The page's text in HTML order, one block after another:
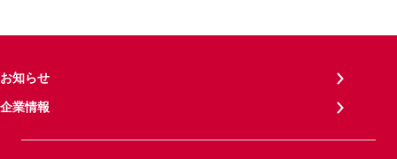
お知らせ
企業情報